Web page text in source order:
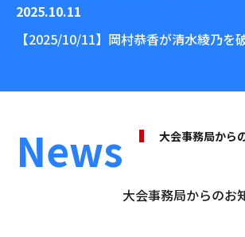
2025.10.11
【2025/10/11】岡村恭香が清水綾乃を
News ⼤会事務局から
⼤会事務局からのお